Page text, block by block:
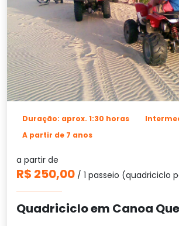
Duração: aprox. 1:30 horas
A partir de 7 anos
a partir de
R$ 250,00 / 1 passeio (quadriciclo
Quadriciclo em Canoa